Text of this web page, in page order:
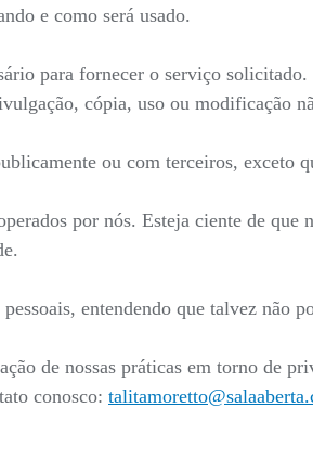
e como será usado.
para fornecer o serviço
cópia, uso ou modificação
ou com terceiros, exceto
por nós. Esteja ciente de
entendendo que talvez não
de nossas práticas em torno de
conosco: